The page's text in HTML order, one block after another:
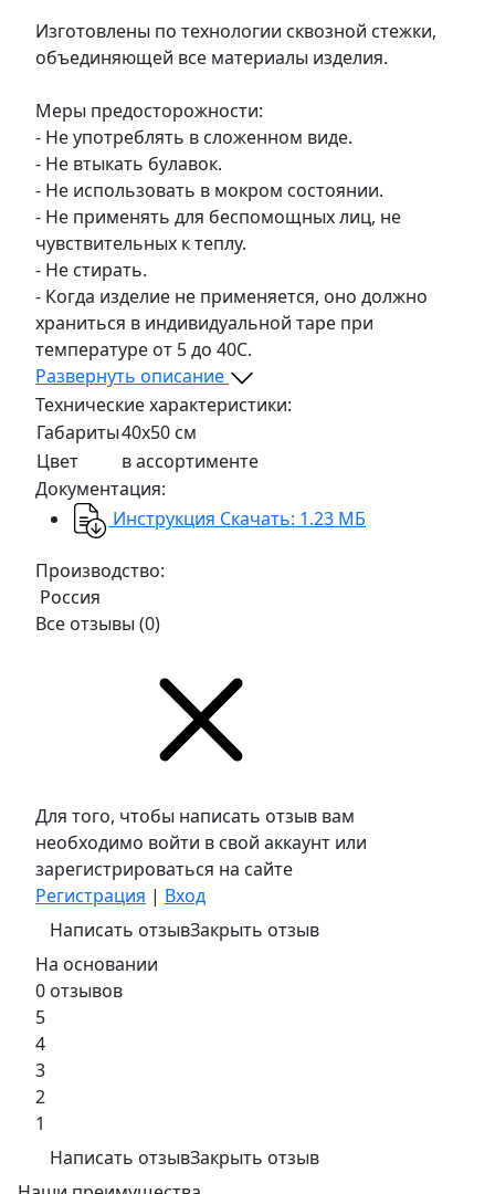
Изготовлены по технологии сквозной стежки,
объединяющей все материалы изделия.
Меры предосторожности:
- Не употреблять в сложенном виде.
- Не втыкать булавок.
- Не использовать в мокром состоянии.
- Не применять для беспомощных лиц, не
чувствительных к теплу.
- Не стирать.
- Когда изделие не применяется, оно должно
храниться в индивидуальной таре при
температуре от 5 до 40С.
Развернуть описание
Технические характеристики:
Габариты40х50 см
Цвет
в ассортименте
Документация:
Инструкция Скачать: 1.23 МБ
Производство:
Россия
Все отзывы (0)
Для того, чтобы написать отзыв вам
необходимо войти в свой аккаунт или
зарегистрироваться на сайте
Регистрация | Вход
Написать отзывЗакрыть отзыв
На основании
0 отзывов
5
4
3
2
1
Написать отзывЗакрыть отзыв